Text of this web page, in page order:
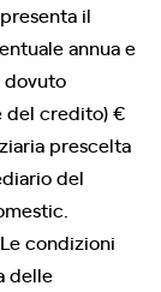
il
annua e
dovuto
del credito) €
prescelta
del
condizioni
delle